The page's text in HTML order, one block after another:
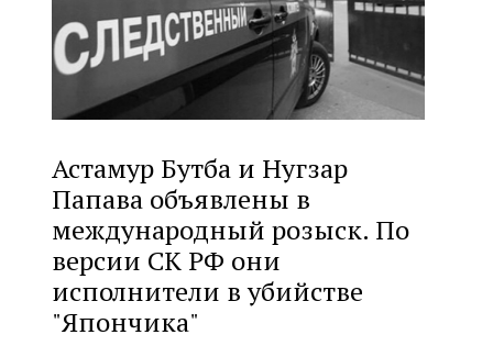
Астамур Бутба и Нугзар
Папава объявлены в
международный розыск. По
версии СК РФ они
исполнители в убийстве
"Япончика"